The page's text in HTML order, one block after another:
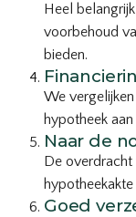
Heel
voorbehoud
bieden.
We
hypotheek
Naar de
De
Goed